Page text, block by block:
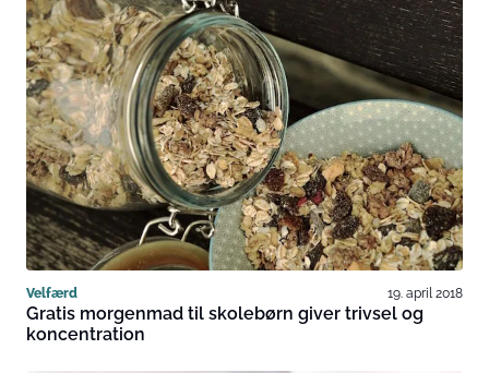
Velfærd 19. april 2018
Gratis morgenmad til skolebørn giver trivsel og
koncentration